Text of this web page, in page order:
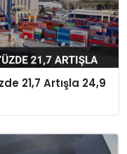
21,7 Artışla 24,9